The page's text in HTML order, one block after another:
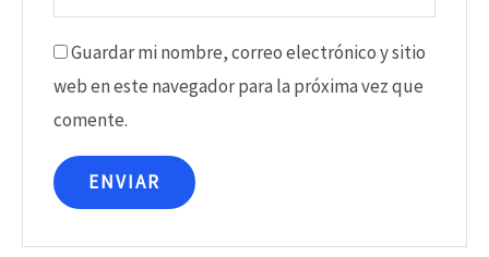
Guardar mi nombre, correo electrónico y sitio
web en este navegador para la próxima vez que
comente.